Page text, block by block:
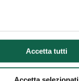
Accetta tutti